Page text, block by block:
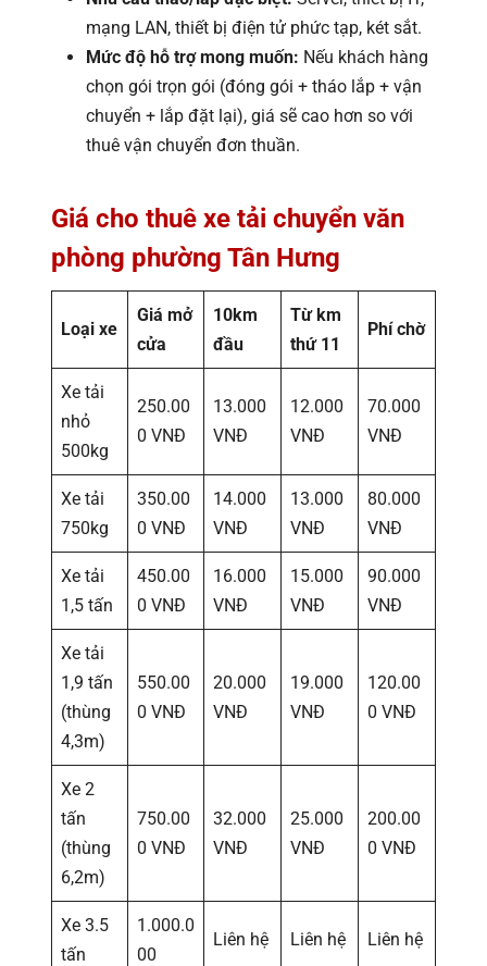
mạng LAN, thiết bị điện tử phức tạp, két sắt.
Mức độ hỗ trợ mong muốn: Nếu khách hàng
chọn gói trọn gói (đóng gói + tháo lắp + vận
chuyển + lắp đặt lại), giá sẽ cao hơn so với
thuê vận chuyển đơn thuần.
Giá cho thuê xe tải chuyển văn
phòng phường Tân Hưng
Loại xe
Giá mở
cửa
10km
đầu
Từ km
thứ 11
Phí chờ
Xe tải
nhỏ
500kg
250.00
0 VNĐ
13.000
VNĐ
12.000
VNĐ
70.000
VNĐ
Xe tải
750kg
350.00
0 VNĐ
14.000
VNĐ
13.000
VNĐ
80.000
VNĐ
Xe tải
1,5 tấn
450.00
0 VNĐ
16.000
VNĐ
15.000
VNĐ
90.000
VNĐ
Xe tải
1,9 tấn
(thùng
4,3m)
550.00
0 VNĐ
20.000
VNĐ
19.000
VNĐ
120.00
0 VNĐ
Xe 2
tấn
(thùng
6,2m)
750.00
0 VNĐ
32.000
VNĐ
25.000
VNĐ
200.00
0 VNĐ
Xe 3.5
tấn
1.000.0
00
Liên hệ Liên hệ Liên hệ